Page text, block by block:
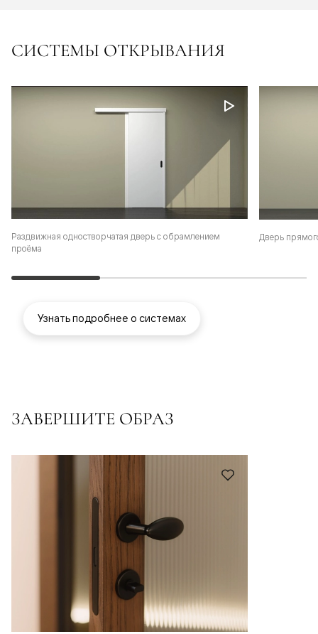
СИСТЕМЫ ОТКРЫВАНИЯ
Раздвижная одностворчатая дверь с обрамлением
проёма
Дверь
Узнать подробнее о системах
ЗАВЕРШИТЕ ОБРАЗ